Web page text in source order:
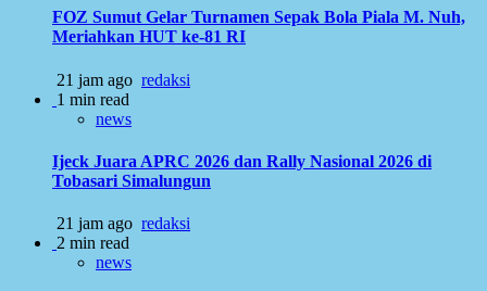
FOZ Sumut Gelar Turnamen Sepak Bola Piala M. Nuh,
Meriahkan HUT ke-81 RI
21 jam ago redaksi
1 min read
news
Ijeck Juara APRC 2026 dan Rally Nasional 2026 di
Tobasari Simalungun
21 jam ago redaksi
2 min read
news